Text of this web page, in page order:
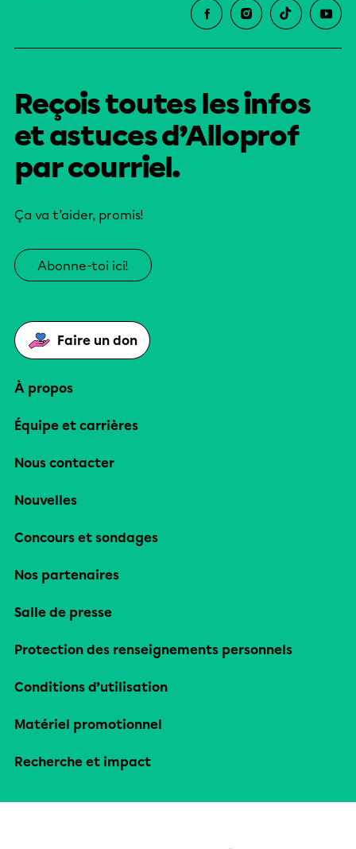
Reçois toutes les infos
et astuces d’Alloprof
par courriel.
Ça va t’aider, promis!
Abonne-toi ici!
Faire un don
À propos
Équipe et carrières
Nous contacter
Nouvelles
Concours et sondages
Nos partenaires
Salle de presse
Protection des renseignements personnels
Conditions d’utilisation
Matériel promotionnel
Recherche et impact